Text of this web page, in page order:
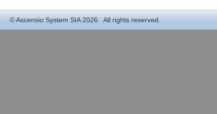
©Ascensio System SIA2026 All rights reserved.